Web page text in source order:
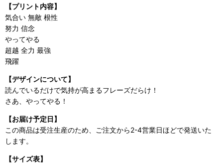
【プリント内容】
気合い 無敵 根性
努力 信念
やってやる
超越 全力 最強
飛躍
【デザインについて】
読んでいるだけで気持が高まるフレーズだらけ！
さあ、やってやる！
【お届け予定日】
この商品は受注生産のため、ご注文から2-4営業日ほどで発送いた
します。
【サイズ表】